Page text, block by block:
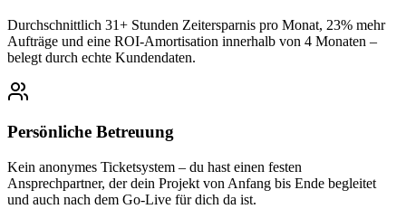
Durchschnittlich 31+ Stunden Zeitersparnis pro Monat, 23% mehr
Aufträge und eine ROI-Amortisation innerhalb von 4 Monaten –
belegt durch echte Kundendaten.
Persönliche Betreuung
Kein anonymes Ticketsystem – du hast einen festen
Ansprechpartner, der dein Projekt von Anfang bis Ende begleitet
und auch nach dem Go-Live für dich da ist.